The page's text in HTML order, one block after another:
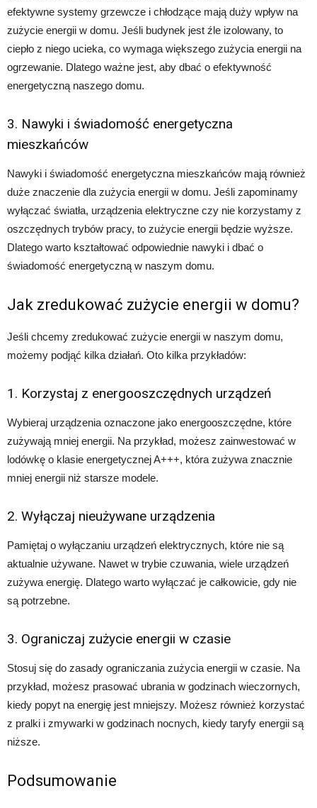
efektywne systemy grzewcze i chłodzące mają duży wpływ na
zużycie energii w domu. Jeśli budynek jest źle izolowany, to
ciepło z niego ucieka, co wymaga większego zużycia energii na
ogrzewanie. Dlatego ważne jest, aby dbać o efektywność
energetyczną naszego domu.
3. Nawyki i świadomość energetyczna
mieszkańców
Nawyki i świadomość energetyczna mieszkańców mają również
duże znaczenie dla zużycia energii w domu. Jeśli zapominamy
wyłączać światła, urządzenia elektryczne czy nie korzystamy z
oszczędnych trybów pracy, to zużycie energii będzie wyższe.
Dlatego warto kształtować odpowiednie nawyki i dbać o
świadomość energetyczną w naszym domu.
Jak zredukować zużycie energii w domu?
Jeśli chcemy zredukować zużycie energii w naszym domu,
możemy podjąć kilka działań. Oto kilka przykładów:
1. Korzystaj z energooszczędnych urządzeń
Wybieraj urządzenia oznaczone jako energooszczędne, które
zużywają mniej energii. Na przykład, możesz zainwestować w
lodówkę o klasie energetycznej A+++, która zużywa znacznie
mniej energii niż starsze modele.
2. Wyłączaj nieużywane urządzenia
Pamiętaj o wyłączaniu urządzeń elektrycznych, które nie są
aktualnie używane. Nawet w trybie czuwania, wiele urządzeń
zużywa energię. Dlatego warto wyłączać je całkowicie, gdy nie
są potrzebne.
3. Ograniczaj zużycie energii w czasie
Stosuj się do zasady ograniczania zużycia energii w czasie. Na
przykład, możesz prasować ubrania w godzinach wieczornych,
kiedy popyt na energię jest mniejszy. Możesz również korzystać
z pralki i zmywarki w godzinach nocnych, kiedy taryfy energii są
niższe.
Podsumowanie